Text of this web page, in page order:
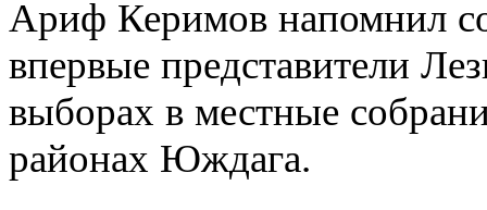
Ариф Керимов напомнил
впервые представители
выборах в местные
районах Юждага.